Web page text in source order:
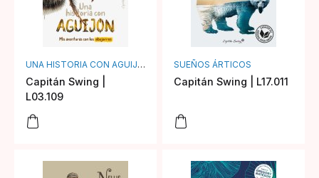
UNA HISTORIA CON AGUIJÓN
Capitán Swing |
L03.109
SUEÑOS ÁRTICOS
Capitán Swing | L17.011